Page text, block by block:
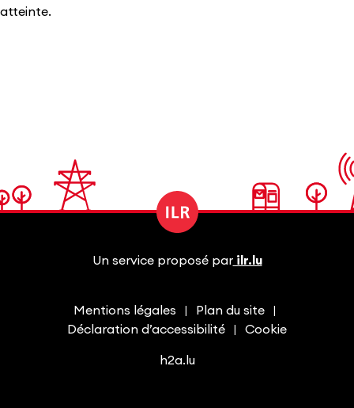
atteinte.
Mentions légales
Plan du site
Déclaration d’accessibilité
Cookie
Un service proposé parilr.lu
h2a.lu